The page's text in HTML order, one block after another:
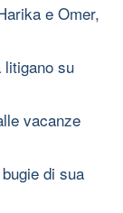
e Omer,
litigano su
vacanze
di sua